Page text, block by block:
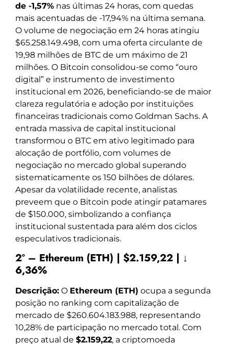
de -1,57% nas últimas 24 horas, com quedas
mais acentuadas de -17,94% na última semana.
O volume de negociação em 24 horas atingiu
$65.258.149.498, com uma oferta circulante de
19,98 milhões de BTC de um máximo de 21
milhões. O Bitcoin consolidou-se como “ouro
digital” e instrumento de investimento
institucional em 2026, beneficiando-se de maior
clareza regulatória e adoção por instituições
financeiras tradicionais como Goldman Sachs. A
entrada massiva de capital institucional
transformou o BTC em ativo legitimado para
alocação de portfólio, com volumes de
negociação no mercado global superando
sistematicamente os 150 bilhões de dólares.
Apesar da volatilidade recente, analistas
preveem que o Bitcoin pode atingir patamares
de $150.000, simbolizando a confiança
institucional sustentada para além dos ciclos
especulativos tradicionais.
2º – Ethereum (ETH) | $2.159,22 | ↓
6,36%
Descrição: O Ethereum (ETH) ocupa a segunda
posição no ranking com capitalização de
mercado de $260.604.183.988, representando
10,28% de participação no mercado total. Com
preço atual de $2.159,22, a criptomoeda